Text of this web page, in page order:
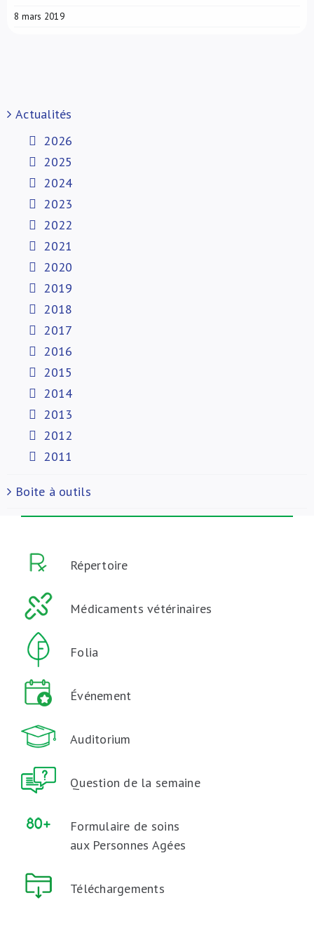
8 mars 2019
Actualités
2026
2025
2024
2023
2022
2021
2020
2019
2018
2017
2016
2015
2014
2013
2012
2011
Boite à outils
Répertoire
Médicaments vétérinaires
Folia
Événement
Auditorium
Question de la semaine
Formulaire de soins
aux Personnes Agées
Téléchargements